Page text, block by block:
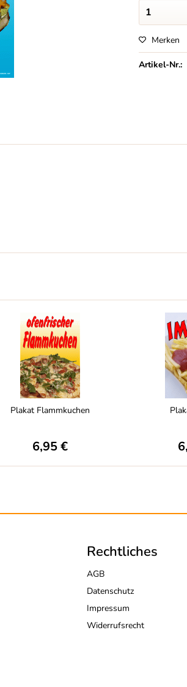
Merken
Artikel-Nr.:
Plakat Flammkuchen
6,95 €
Rechtliches
AGB
Datenschutz
Impressum
Widerrufsrecht